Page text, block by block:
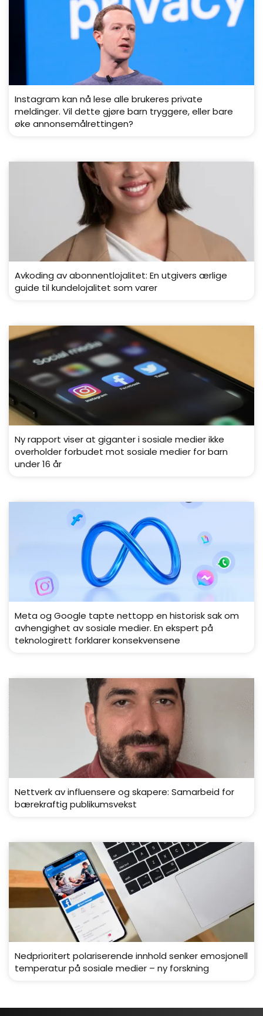
Instagram kan nå lese alle brukeres private
meldinger. Vil dette gjøre barn tryggere, eller bare
øke annonsemålrettingen?
Avkoding av abonnentlojalitet: En utgivers ærlige
guide til kundelojalitet som varer
Ny rapport viser at giganter i sosiale medier ikke
overholder forbudet mot sosiale medier for barn
under 16 år
Meta og Google tapte nettopp en historisk sak om
avhengighet av sosiale medier. En ekspert på
teknologirett forklarer konsekvensene
Nettverk av influensere og skapere: Samarbeid for
bærekraftig publikumsvekst
Nedprioritert polariserende innhold senker emosjonell
temperatur på sosiale medier – ny forskning